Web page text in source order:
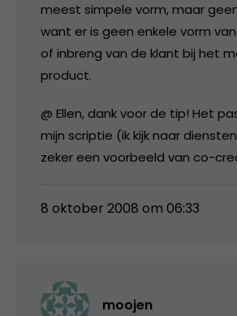
meest simpele vorm, maar
want er is geen enkele vorm
of inbreng van de klant bij het
product.
@ Ellen, dank voor de tip! Het
mijn scriptie (ik kijk naar
zeker een voorbeeld van co-
8 oktober 2008 om 06:33
moojen